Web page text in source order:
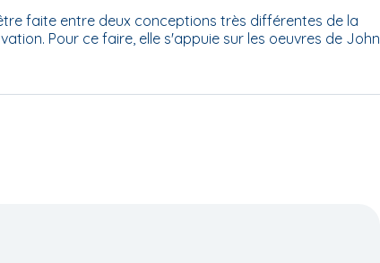
faite entre deux conceptions très différentes de la
Pour ce faire, elle s'appuie sur les oeuvres de John